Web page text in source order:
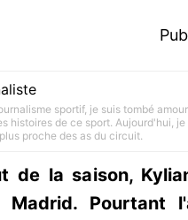
sportif, je suis tombé
histoires de ce sport. Aujourd'hui,
proche des as du circuit.
de la saison,
Madrid. Pourtant